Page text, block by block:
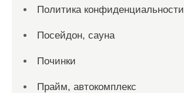
Политика конфиденциальности
Посейдон, сауна
Починки
Прайм, автокомплекс